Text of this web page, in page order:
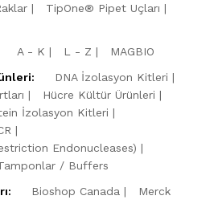
TipOne® Pipet Uçları
A - K L - Z
MAGBIO
DNA İzolasyon Kitleri
Hücre Kültür Ürünleri
İzolasyon Kitleri
Endonucleases)
/ Buffers
Bioshop Canada
Merck